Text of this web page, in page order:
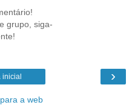
grupo, siga-
›
inicial
a web